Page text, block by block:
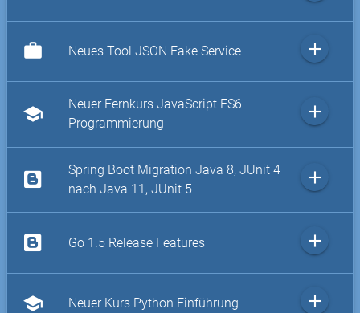
work Neues Tool JSON Fake Service add
school
Neuer Fernkurs JavaScript ES6
Programmierung
add
Spring Boot Migration Java 8, JUnit 4
nach Java 11, JUnit 5
add
Go 1.5 Release Features add
school Neuer Kurs Python Einführung add